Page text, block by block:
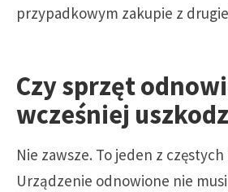
przypadkowym zakupie z
Czy sprzęt
wcześniej
Nie zawsze. To jeden z
Urządzenie odnowione nie